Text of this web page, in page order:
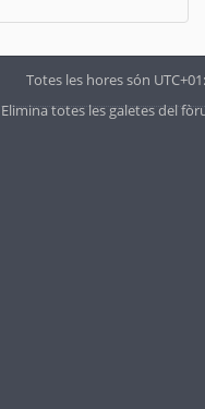
Totes les hores són
Elimina totes les galetes del